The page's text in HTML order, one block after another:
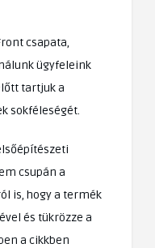
csapata,
tartjuk a
sokféleségét.
csupán a
is, hogy a termék
és tükrözze a
a cikkben